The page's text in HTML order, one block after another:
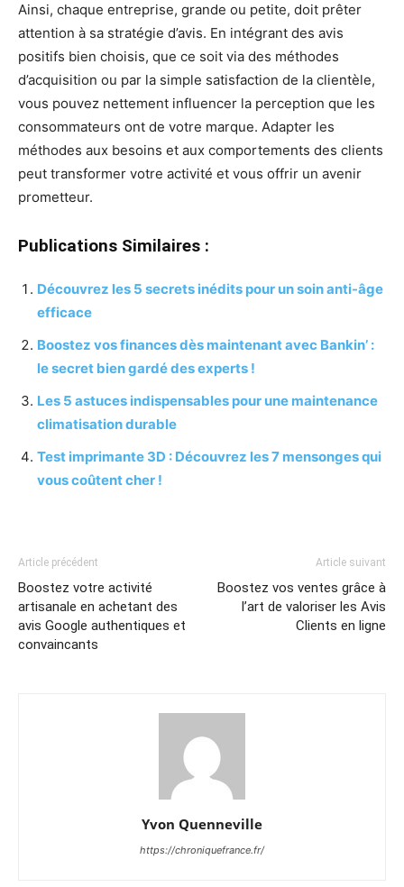
Ainsi, chaque entreprise, grande ou petite, doit prêter
attention à sa stratégie d’avis. En intégrant des avis
positifs bien choisis, que ce soit via des méthodes
d’acquisition ou par la simple satisfaction de la clientèle,
vous pouvez nettement influencer la perception que les
consommateurs ont de votre marque. Adapter les
méthodes aux besoins et aux comportements des clients
peut transformer votre activité et vous offrir un avenir
prometteur.
Publications Similaires :
Découvrez les 5 secrets inédits pour un soin anti-âge
efficace
Boostez vos finances dès maintenant avec Bankin’ :
le secret bien gardé des experts !
Les 5 astuces indispensables pour une maintenance
climatisation durable
Test imprimante 3D : Découvrez les 7 mensonges qui
vous coûtent cher !
Article précédent
Boostez votre activité
artisanale en achetant des
avis Google authentiques et
convaincants
Article suivant
Boostez vos ventes grâce à
l’art de valoriser les Avis
Clients en ligne
Yvon Quenneville
https://chroniquefrance.fr/